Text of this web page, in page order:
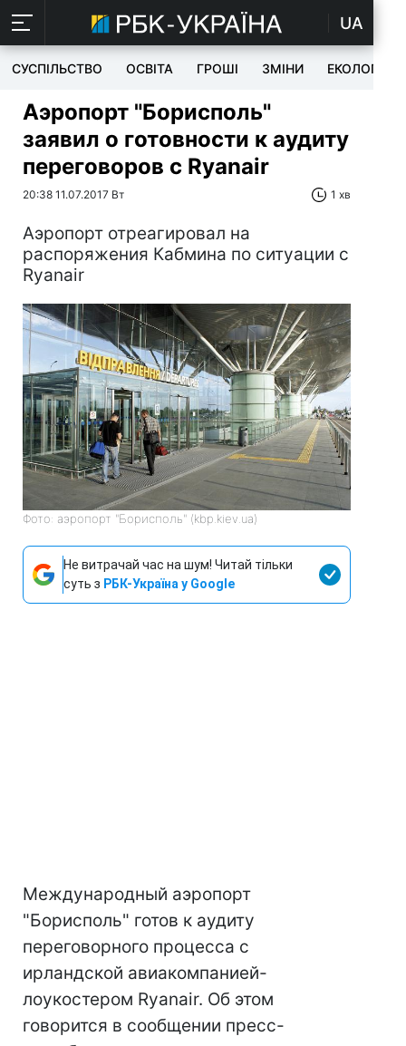
UA
СУСПІЛЬСТВО ОСВІТА ГРОШІ ЗМІНИ ЕКОЛОГІЯ
Аэропорт "Борисполь"
заявил о готовности к аудиту
переговоров с Ryanair
20:38 11.07.2017 Вт 1 хв
Аэропорт отреагировал на
распоряжения Кабмина по ситуации с
Ryanair
Фото: аэропорт "Борисполь" (kbp.kiev.ua)
Не витрачай час на шум! Читай тільки
суть з РБК-Україна у Google
Международный аэропорт
"Борисполь" готов к аудиту
переговорного процесса с
ирландской авиакомпанией-
лоукостером Ryanair. Об этом
говорится в сообщении пресс-